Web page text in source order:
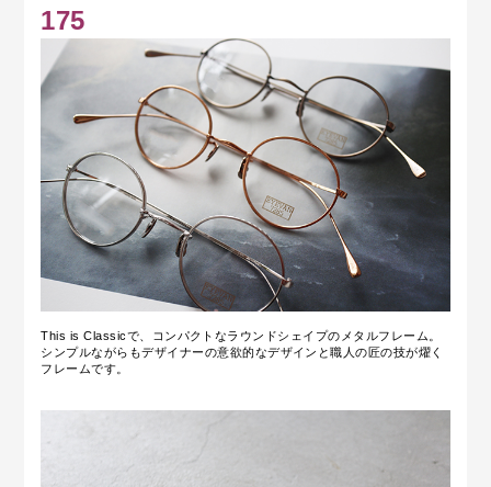
175
This is Classicで、コンパクトなラウンドシェイプのメタルフレーム。
シンプルながらもデザイナーの意欲的なデザインと職人の匠の技が燿く
フレームです。